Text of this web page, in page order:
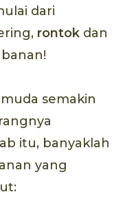
dari
rontok dan
semakin
itu, banyaklah
yang